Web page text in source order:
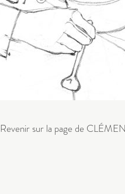
Revenir sur la page de